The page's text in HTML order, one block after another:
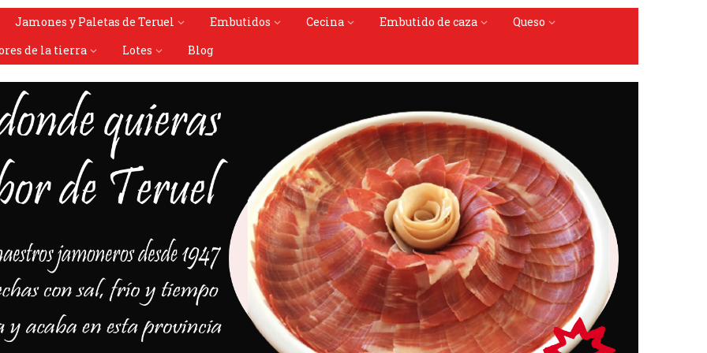
Jamones y Paletas de Teruel Embutidos Cecina Embutido de caza
Queso
de la tierra
Lotes Blog